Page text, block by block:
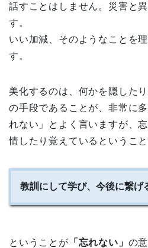
話すことはしません。災害と
す。
いい加減、そのようなことを
す。
美化するのは、何かを隠した
の手段であることが、非常に
れない」とよく言いますが、
情したり覚えているというこ
教訓にして学び、今後に繋げ
ということが 「忘れない」 の